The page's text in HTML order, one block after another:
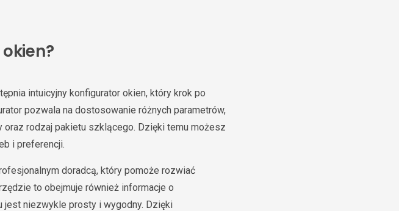
intuicyjny konfigurator okien, który krok po
pozwala na dostosowanie różnych parametrów,
oraz rodzaj pakietu szklącego. Dzięki temu możesz
i preferencji.
doradcą, który pomoże rozwiać
to obejmuje również informacje o
jest niezwykle prosty i wygodny. Dzięki